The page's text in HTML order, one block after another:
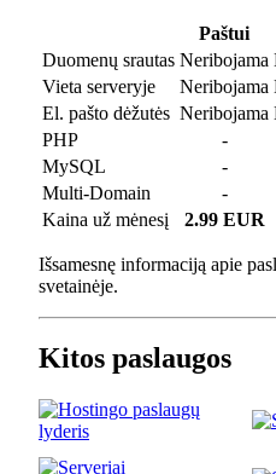
Paštui
Duomenų srautas Neribojama
Vieta serveryje
Neribojama
El. pašto dėžutės Neribojama
PHP
-
MySQL
-
Multi-Domain
-
Kaina už mėnesį
2.99 EUR
Išsamesnę informaciją apie
svetainėje.
Kitos paslaugos